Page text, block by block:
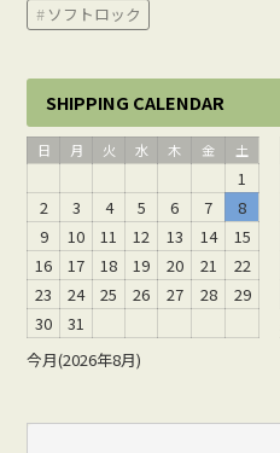
ソフトロック
SHIPPING CALENDAR
今月(2026年8月)
日 月 火 水 木 金 土
1
2
3 4 5 6 7
8
9
10 11 12 13 14
15
16
17 18 19 20 21
22
23
24 25 26 27 28
29
30
31